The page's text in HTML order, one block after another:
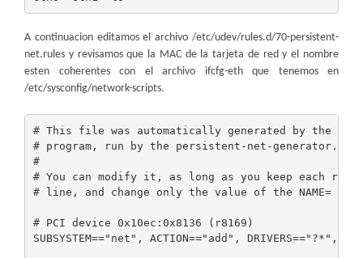
A continuacion editamos el archivo /etc/udev/rules.d/70-persistent-
net.rules y revisamos que la MAC de la tarjeta de red y el nombre
esten coherentes con el archivo ifcfg-eth que tenemos en
/etc/sysconfig/network-scripts.
# This file was automatically generated by the /
# program, run by the persistent-net-
#
# You can modify it, as long as you keep each
# line, and change only the value of the NAME= key.
# PCI device 0x10ec:0x8136 (r8169)
SUBSYSTEM=="net", ACTION=="add",